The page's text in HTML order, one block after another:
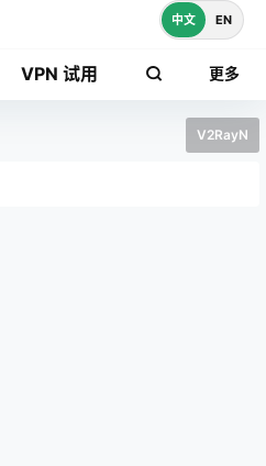
VPN 试用 更多
中文 EN
V2RayN